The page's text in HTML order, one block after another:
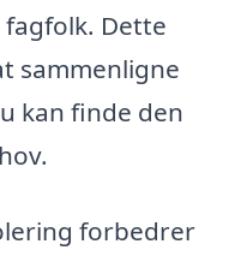
Dette
sammenligne
kan finde den
forbedrer